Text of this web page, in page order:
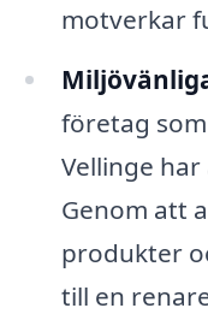
motverkar
företag
Vellinge
Genom att
produkter
till en